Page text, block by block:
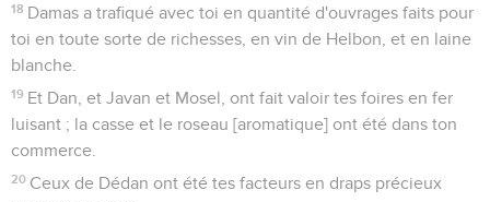
18 Damas a trafiqué avec toi en quantité d'ouvrages faits pour
toi en toute sorte de richesses, en vin de Helbon, et en laine
blanche.
19 Et Dan, et Javan et Mosel, ont fait valoir tes foires en fer
luisant ; la casse et le roseau [aromatique] ont été dans ton
commerce.
20 Ceux de Dédan ont été tes facteurs en draps précieux